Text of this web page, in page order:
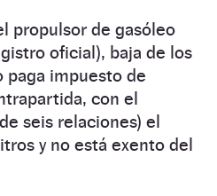
propulsor de gasóleo
oficial), baja de los
paga impuesto de
con el
seis relaciones) el
y no está exento del